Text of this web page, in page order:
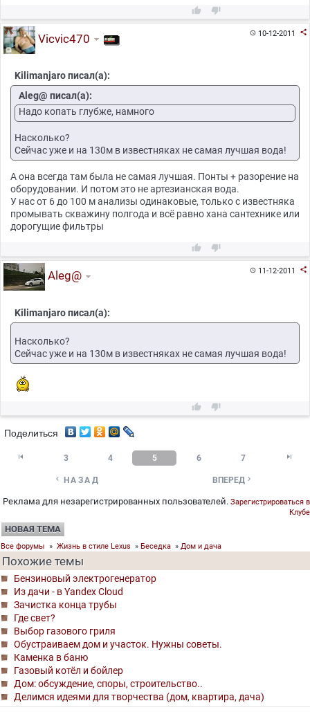
 
10-12-2011 
Vicvic470
Kilimanjaro писал(а):
Aleg@ писал(а):
Надо копать глубже, намного
Насколько?
Сейчас уже и на 130м в известняках не самая лучшая вода!
А она всегда там была не самая лучшая. Понты + разорение на
оборудовании. И потом это не артезианская вода.
У нас от 6 до 100 м анализы одинаковые, только с известняка
промывать скважину полгода и всё равно хана сантехнике или
дорогущие фильтры
 
11-12-2011 
Aleg@
Kilimanjaro писал(а):
Насколько?
Сейчас уже и на 130м в известняках не самая лучшая вода!
 
Поделиться
 3 4 5 6 7 
 НАЗАД ВПЕРЕД 
Реклама для незарегистрированных пользователей. Зарегистрироваться в
Клубе
НОВАЯ ТЕМА
Все форумы » Жизнь в стиле Lexus » Беседка » Дом и дача
Похожие темы
Бензиновый электрогенератор
Из дачи - в Yandex Cloud
Зачистка конца трубы
Где свет?
Выбор газового гриля
Обустраиваем дом и участок. Нужны советы.
Каменка в баню
Газовый котёл и бойлер
Дом: обсуждение, споры, строительство..
Делимся идеями для творчества (дом, квартира, дача)